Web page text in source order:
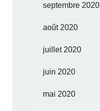
septembre 2020
août 2020
juillet 2020
juin 2020
mai 2020